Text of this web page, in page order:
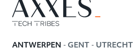
ANTWERPEN - GENT - UTRECHT